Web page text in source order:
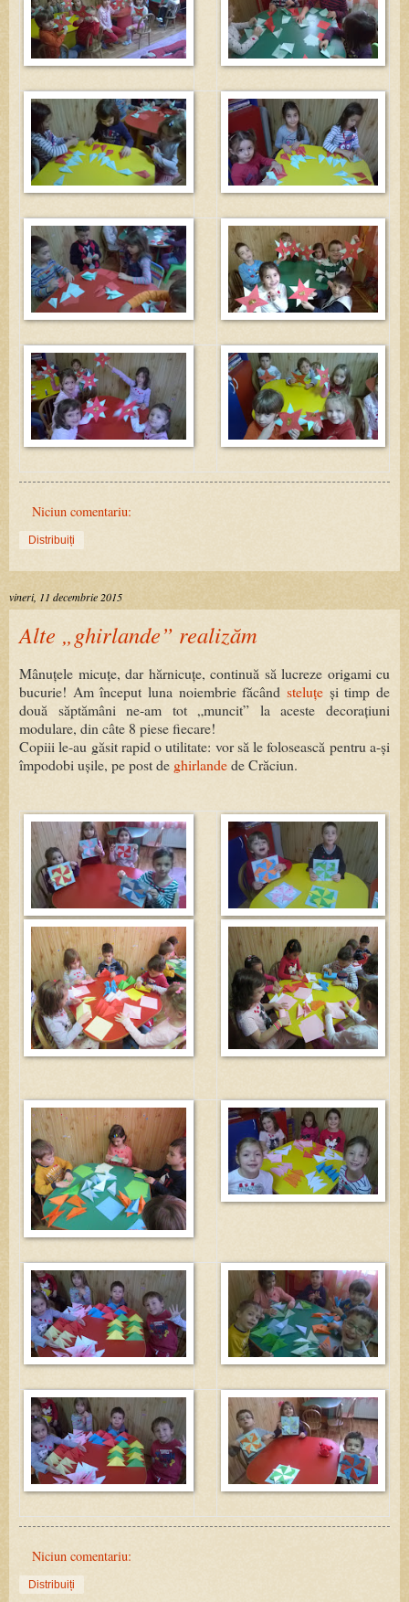
Niciun comentariu:
Distribuiți
vineri, 11 decembrie 2015
Alte „ghirlande” realizăm
Mânuțele micuțe, dar hărnicuțe, continuă să lucreze origami cu
bucurie! Am început luna noiembrie făcând steluțe și timp de
două săptămâni ne-am tot „muncit” la aceste decorațiuni
modulare, din câte 8 piese fiecare!
Copiii le-au găsit rapid o utilitate: vor să le folosească pentru a-și
împodobi ușile, pe post de ghirlandede Crăciun.
Niciun comentariu:
Distribuiți